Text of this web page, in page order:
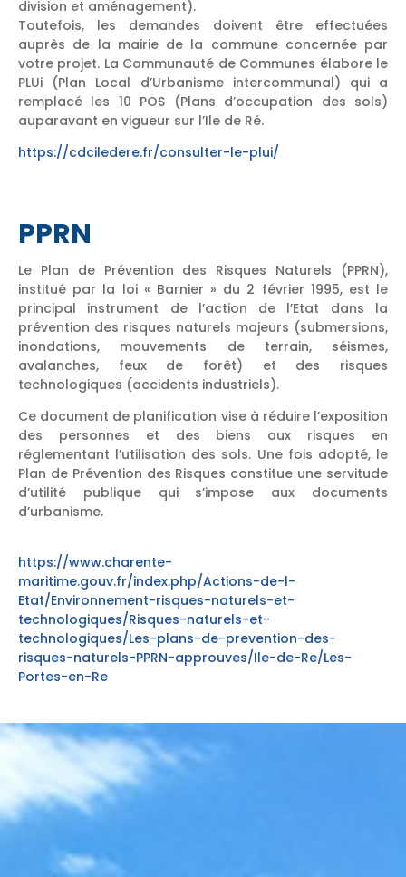
division et aménagement).
Toutefois, les demandes doivent être effectuées
auprès de la mairie de la commune concernée par
votre projet. La Communauté de Communes élabore le
PLUi (Plan Local d’Urbanisme intercommunal) qui a
remplacé les 10 POS (Plans d’occupation des sols)
auparavant en vigueur sur l’Ile de Ré.
https://cdciledere.fr/consulter-le-plui/
PPRN
Le Plan de Prévention des Risques Naturels (PPRN),
institué par la loi « Barnier » du 2 février 1995, est le
principal instrument de l’action de l’Etat dans la
prévention des risques naturels majeurs (submersions,
inondations, mouvements de terrain, séismes,
avalanches, feux de forêt) et des risques
technologiques (accidents industriels).
Ce document de planification vise à réduire l’exposition
des personnes et des biens aux risques en
réglementant l’utilisation des sols. Une fois adopté, le
Plan de Prévention des Risques constitue une servitude
d’utilité publique qui s’impose aux documents
d’urbanisme.
https://www.charente-
maritime.gouv.fr/index.php/Actions-de-l-
Etat/Environnement-risques-naturels-et-
technologiques/Risques-naturels-et-
technologiques/Les-plans-de-prevention-des-
risques-naturels-PPRN-approuves/Ile-de-Re/Les-
Portes-en-Re